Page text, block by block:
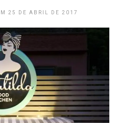
25 DE ABRIL DE 2017